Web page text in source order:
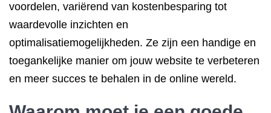
voordelen, variërend van kostenbesparing tot
waardevolle inzichten en
optimalisatiemogelijkheden. Ze zijn een handige en
toegankelijke manier om jouw website te verbeteren
en meer succes te behalen in de online wereld.